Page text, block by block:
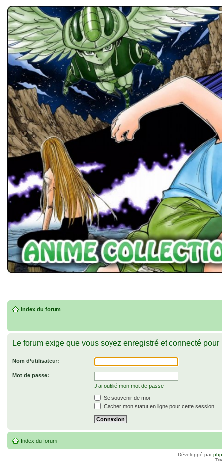
Index du forum
Le forum exige que vous soyez enregistré et connecté
Nom d’utilisateur:
Mot de passe:
J’ai oublié mon mot de passe
Se souvenir de moi
Cacher mon statut en ligne pour cette session
Index du forum
Développé par